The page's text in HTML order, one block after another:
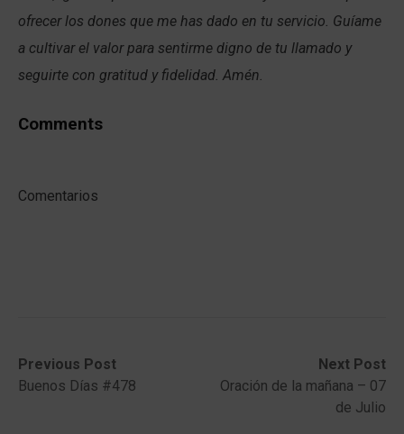
ofrecer los dones que me has dado en tu servicio. Guíame
a cultivar el valor para sentirme digno de tu llamado y
seguirte con gratitud y fidelidad. Amén.
Comments
Comentarios
Post
navigation
Previous Post
Previous
post:Buenos Días #478
Next Post
Next
post:
Oración de la mañana – 07
de Julio